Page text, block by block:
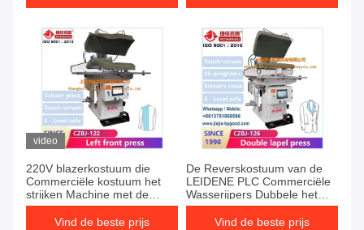
video
220V blazerkostuum die
Commerciële kostuum het
strijken Machine met de
vacuümpomp van de
stoomkamer strijken
Vind de beste prijs
De Reverskostuum van de
LEIDENE PLC Commerciële
Wasserijpers Dubbele het
Strijken Persmachine 1.5kw
Vind de beste prijs